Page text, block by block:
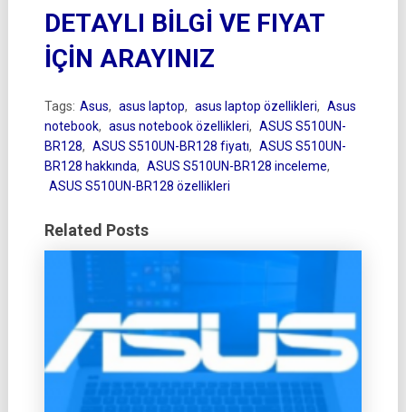
DETAYLI BİLGİ VE FIYAT
İÇİN ARAYINIZ
Tags: Asus, asus laptop, asus laptop özellikleri, Asus
notebook, asus notebook özellikleri, ASUS S510UN-
BR128, ASUS S510UN-BR128 fiyatı, ASUS S510UN-
BR128 hakkında, ASUS S510UN-BR128 inceleme,
ASUS S510UN-BR128 özellikleri
Related Posts